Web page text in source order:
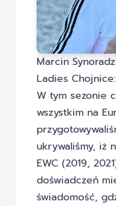
Marcin
Ladies Chojnice:
W tym sezonie
wszystkim na
ukrywaliśmy, iż
EWC (2019,
doświadczeń
świadomość,